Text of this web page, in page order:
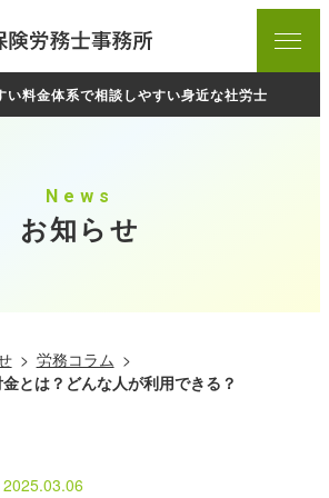
い料金体系で相談しやすい身近な社労士
続き
menu
News
お知らせ
労務コラム
とは？どんな人が利用できる？
2025.03.06